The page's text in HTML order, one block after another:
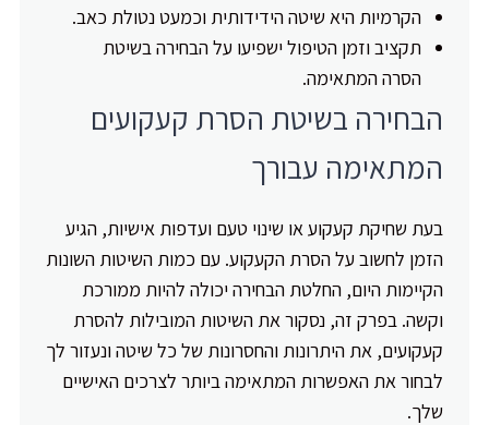
הקרמיות היא שיטה הידידותית וכמעט נטולת כאב.
תקציב וזמן הטיפול ישפיעו על הבחירה בשיטת
הסרה המתאימה.
הבחירה בשיטת הסרת קעקועים
המתאימה עבורך
בעת שחיקת קעקוע או שינוי טעם ועדפות אישיות, הגיע
הזמן לחשוב על הסרת הקעקוע. עם כמות השיטות השונות
הקיימות היום, החלטת הבחירה יכולה להיות ממורכת
וקשה. בפרק זה, נסקור את השיטות המובילות להסרת
קעקועים, את היתרונות והחסרונות של כל שיטה ונעזור לך
לבחור את האפשרות המתאימה ביותר לצרכים האישיים
שלך.